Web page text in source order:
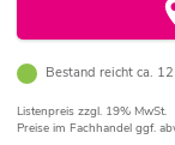
Bestand reicht ca.
Listenpreis zzgl. 19% MwSt.
Preise im Fachhandel ggf.